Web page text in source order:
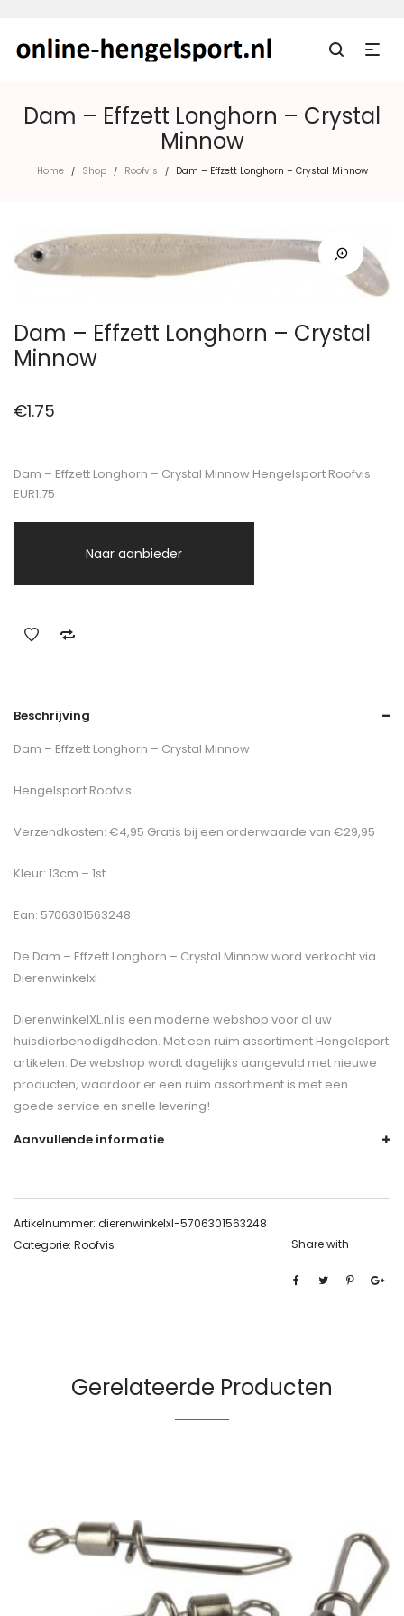
Dam – Effzett Longhorn – Crystal
Minnow
Home / Shop / Roofvis / Dam – Effzett Longhorn – Crystal Minnow
Dam – Effzett Longhorn – Crystal
Minnow
€1.75
Dam – Effzett Longhorn – Crystal Minnow Hengelsport Roofvis
EUR1.75
Naar aanbieder
Beschrijving
Dam – Effzett Longhorn – Crystal Minnow
Hengelsport Roofvis
Verzendkosten: €4,95 Gratis bij een orderwaarde van €29,95
Kleur: 13cm – 1st
Ean: 5706301563248
De Dam – Effzett Longhorn – Crystal Minnowword verkocht via
Dierenwinkelxl
DierenwinkelXL.nl is een moderne webshop voor al uw
huisdierbenodigdheden. Met een ruim assortiment Hengelsport
artikelen. De webshop wordt dagelijks aangevuld met nieuwe
producten, waardoor er een ruim assortiment is met een
goede service en snelle levering!
Aanvullende informatie
Artikelnummer: dierenwinkelxl-5706301563248
Categorie: Roofvis Share with
Gerelateerde Producten